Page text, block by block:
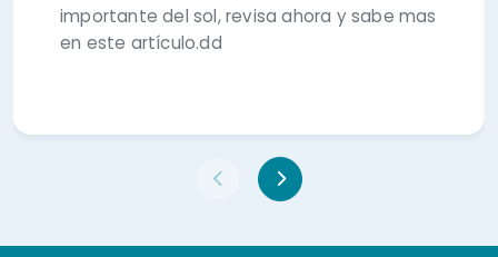
importante del sol, revisa ahora y sabe mas
en este artículo.dd